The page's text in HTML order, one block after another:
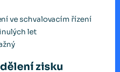
ve schvalovacím řízení
let
zisku